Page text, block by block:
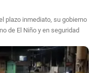
plazo inmediato, su gobierno
de El Niño y en seguridad